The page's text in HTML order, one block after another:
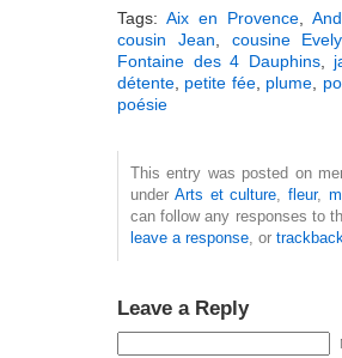
Tags: Aix en Provence
cousin Jean
cousine
Fontaine des 4 Dauphins,
détente petite fée, plume
poésie
This entry was posted on
under Arts et culture ,fleur,
can follow any responses to
leave a response , or
Leave a Reply